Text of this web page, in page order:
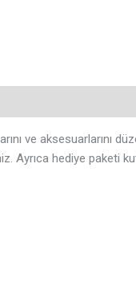
ve aksesuarlarını
Ayrıca hediye paketi